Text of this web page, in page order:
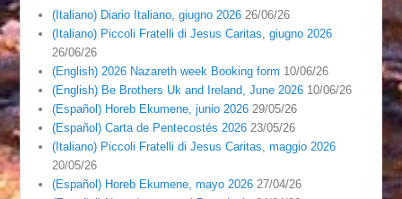
(Italiano) Diario Italiano, giugno 2026 26/06/26
(Italiano) Piccoli Fratelli di Jesus Caritas, giugno 2026
26/06/26
(English) 2026 Nazareth week Booking form 10/06/26
(English) Be Brothers Uk and Ireland, June 2026 10/06/26
(Español) Horeb Ekumene, junio 2026 29/05/26
(Español) Carta de Pentecostés 2026 23/05/26
(Italiano) Piccoli Fratelli di Jesus Caritas, maggio 2026
20/05/26
(Español) Horeb Ekumene, mayo 2026 27/04/26